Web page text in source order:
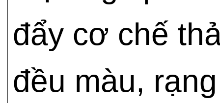
đẩy cơ chế
đều màu,